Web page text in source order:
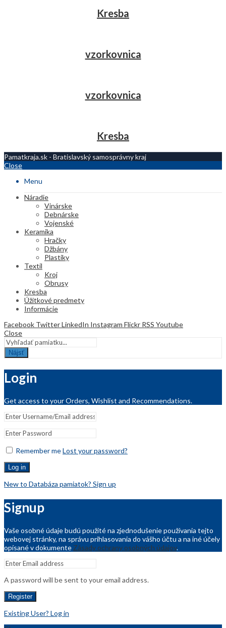
Kresba
vzorkovnica
vzorkovnica
Kresba
Pamatkraja.sk - Bratislavský samosprávny kraj
Close
Menu
Náradie
Vinárske
Debnárske
Vojenské
Keramika
Hračky
Džbány
Plastiky
Textil
Kroj
Obrusy
Kresba
Úžitkové predmety
Informácie
Facebook TwitterLinkedIn Instagram Flickr RSS Youtube
Close
Nájsť
Login
Get access to your Orders, Wishlist and Recommendations.
Remember meLost your password?
Log in
New to Databáza pamiatok? Sign up
Signup
Vaše osobné údaje budú použité na zjednodušenie používania tejto
webovej stránky, na správu prihlasovania do vášho účtu a na iné účely
opísané v dokumente Zásady ochrany osobných údajov.
A password will be sent to your email address.
Register
Existing User? Log in